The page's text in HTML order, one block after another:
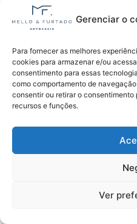
Gerenciar o
Para fornecer as melhores
cookies para armazenar e/ou
consentimento para essas
como comportamento de
consentir ou retirar o
recursos e funções.
Ver
gerar redução no valor
vida.
Outro ponto importante
regra mais rápida será a
contribuir por mais
informações no CNIS
O planejamento
vínculos